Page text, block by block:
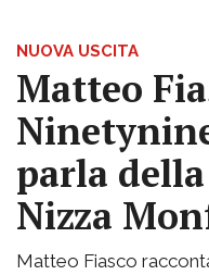
NUOVA USCITA
Matteo
parla
Nizza
Matteo Fiasco